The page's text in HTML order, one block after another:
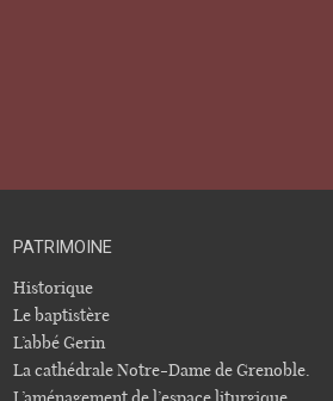
PATRIMOINE
Historique
Le baptistère
L’abbé Gerin
La cathédrale Notre-Dame de Grenoble.